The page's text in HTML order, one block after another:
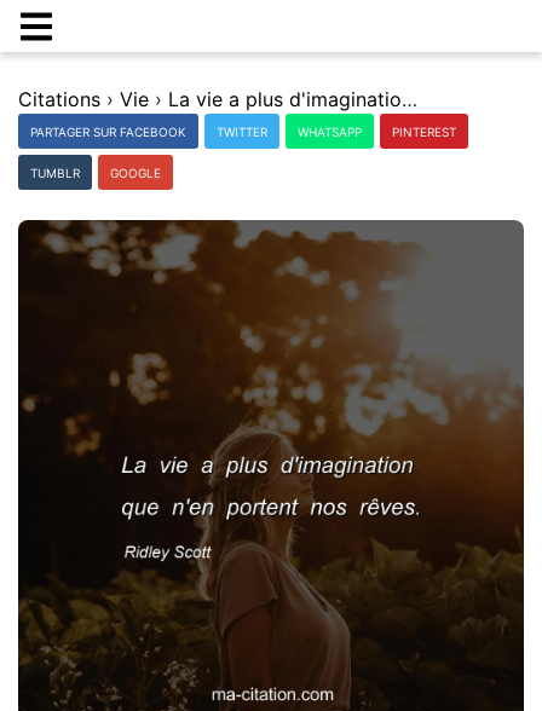
Citations › Vie › La vie a plus d'imagination que n'en portent nos rÃªves.
PARTAGER SUR FACEBOOK TWITTER WHATSAPP PINTEREST
TUMBLR GOOGLE